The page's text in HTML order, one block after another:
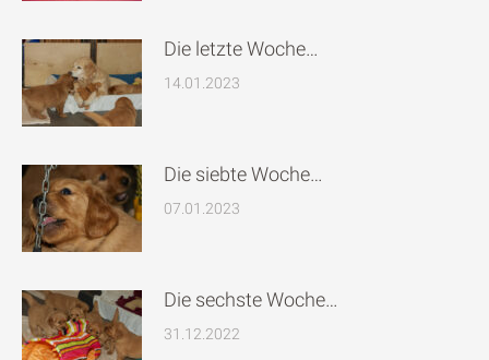
Die letzte Woche…
14.01.2023
Die siebte Woche…
07.01.2023
Die sechste Woche…
31.12.2022